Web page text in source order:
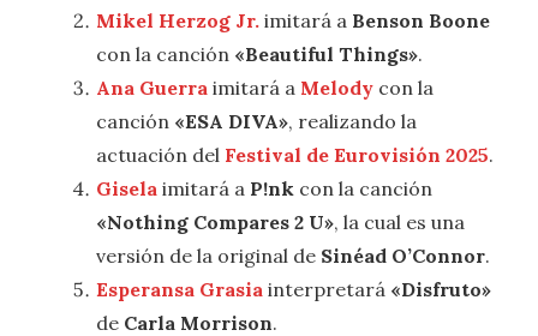
Mikel Herzog Jr. imitará a Benson Boone
con la canción «Beautiful Things».
Ana Guerra imitará a Melody con la
canción «ESA DIVA», realizando la
actuación del Festival de Eurovisión 2025.
Gisela imitará a P!nk con la canción
«Nothing Compares 2 U», la cual es una
versión de la original de Sinéad O’Connor.
Esperansa Grasia interpretará «Disfruto»
de Carla Morrison.